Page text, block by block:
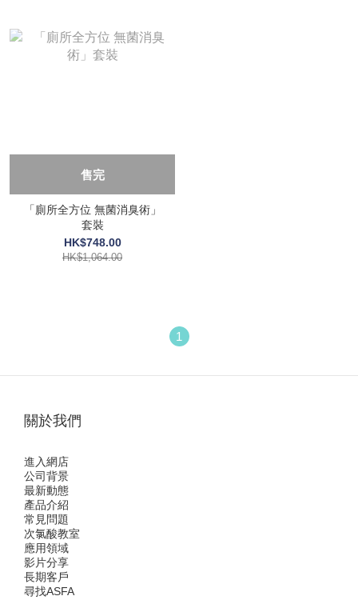
售完
「廁所全方位 無菌消臭術」
套裝
HK$748.00
HK$1,064.00
1
關於我們
進入網店
公司背景
最新動態
產品介紹
常見問題
次氯酸教室
應用領域
影片分享
長期客戶
尋找ASFA